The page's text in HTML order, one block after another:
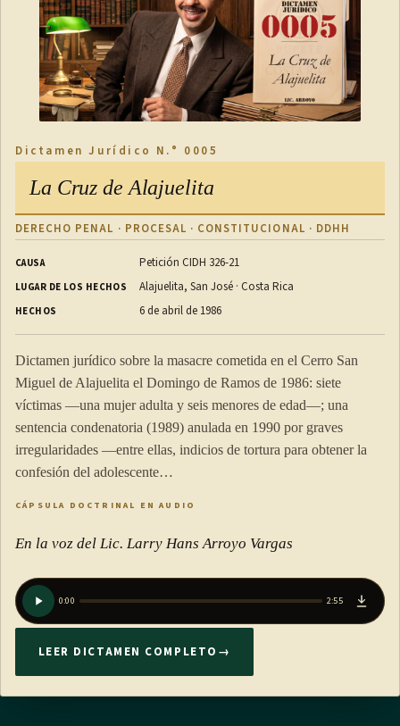
Dictamen Jurídico N.° 0005
La Cruz de Alajuelita
DERECHO PENAL · PROCESAL · CONSTITUCIONAL · DDHH
CAUSA Petición CIDH 326-21
LUGAR DE LOS HECHOS Alajuelita, San José · Costa Rica
HECHOS 6 de abril de 1986
Dictamen jurídico sobre la masacre cometida en el Cerro San
Miguel de Alajuelita el Domingo de Ramos de 1986: siete
víctimas —una mujer adulta y seis menores de edad—; una
sentencia condenatoria (1989) anulada en 1990 por graves
irregularidades —entre ellas, indicios de tortura para obtener la
confesión del adolescente…
CÁPSULA DOCTRINAL EN AUDIO
En la voz del Lic. Larry Hans Arroyo Vargas
0:00 2:55
LEER DICTAMEN COMPLETO →